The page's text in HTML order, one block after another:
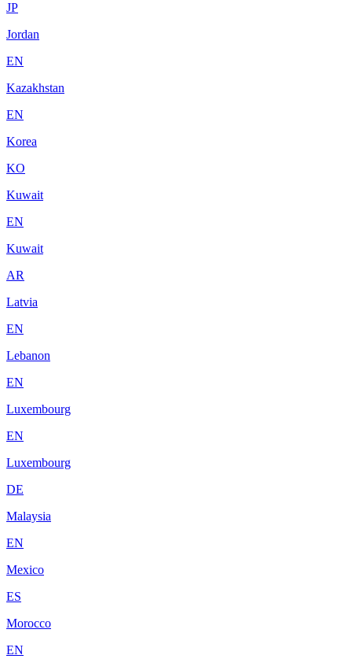
JP
Jordan
EN
Kazakhstan
EN
Korea
KO
Kuwait
EN
Kuwait
AR
Latvia
EN
Lebanon
EN
Luxembourg
EN
Luxembourg
DE
Malaysia
EN
Mexico
ES
Morocco
EN